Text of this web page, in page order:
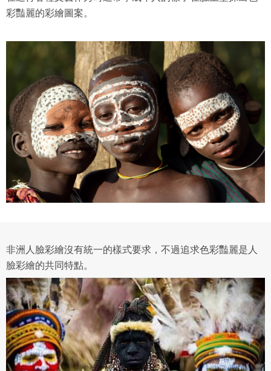
彩豔麗的彩繪圖案。
非洲人臉彩繪沒有統一的樣式要求，不過追求色彩豔麗是人
臉彩繪的共同特點。